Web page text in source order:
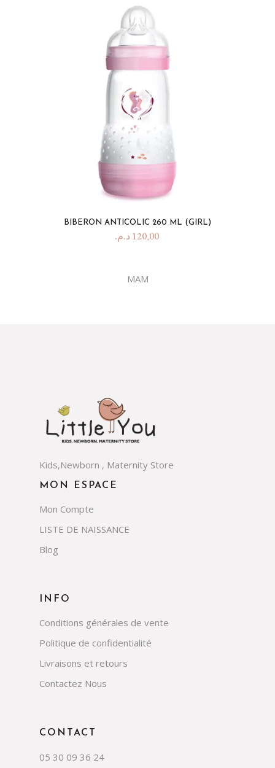
BIBERON ANTICOLIC 260 ML (GIRL)
120,00 د.م.
MAM
CONTACT
05 30 09 36 24
INFO
Conditions générales de vente
Politique de confidentialité
Livraisons et retours
Contactez Nous
MON ESPACE
Mon Compte
LISTE DE NAISSANCE
Blog
Kids,Newborn , Maternity Store